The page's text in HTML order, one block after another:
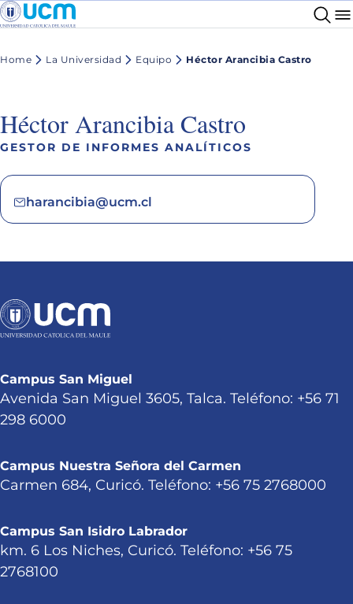
Home La Universidad Equipo Héctor Arancibia Castro
Héctor Arancibia Castro
GESTOR DE INFORMES ANALÍTICOS
harancibia@ucm.cl
Campus San Miguel
Avenida San Miguel 3605, Talca. Teléfono: +56 71
298 6000
Campus Nuestra Señora del Carmen
Carmen 684, Curicó. Teléfono: +56 75 2768000
Campus San Isidro Labrador
km. 6 Los Niches, Curicó. Teléfono: +56 75
2768100